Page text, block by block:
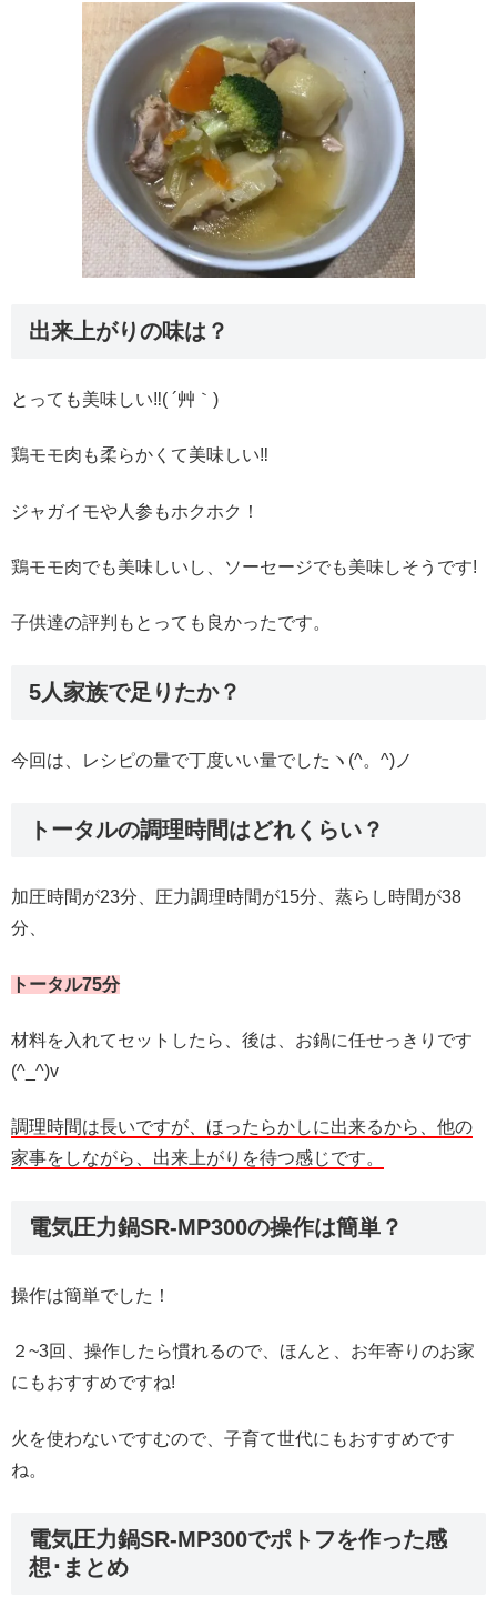
出来上がりの味は？
とっても美味しい‼( ´艸｀)
鶏モモ肉も柔らかくて美味しい‼
ジャガイモや人参もホクホク！
鶏モモ肉でも美味しいし、ソーセージでも美味しそうです!
子供達の評判もとっても良かったです。
5人家族で足りたか？
今回は、レシピの量で丁度いい量でしたヽ(^。^)ノ
トータルの調理時間はどれくらい？
加圧時間が23分、圧力調理時間が15分、蒸らし時間が38
分、
トータル75分
材料を入れてセットしたら、後は、お鍋に任せっきりです
(^_^)v
調理時間は長いですが、ほったらかしに出来るから、他の
家事をしながら、出来上がりを待つ感じです。
電気圧力鍋SR-MP300の操作は簡単？
操作は簡単でした！
２~3回、操作したら慣れるので、ほんと、お年寄りのお家
にもおすすめですね!
火を使わないですむので、子育て世代にもおすすめです
ね。
電気圧力鍋SR-MP300でポトフを作った感
想･まとめ